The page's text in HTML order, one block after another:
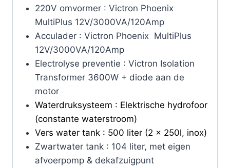
220V omvormer : Victron Phoenix
MultiPlus 12V/3000VA/120Amp
Acculader : Victron Phoenix MultiPlus
12V/3000VA/120Amp
Electrolyse preventie : Victron Isolation
Transformer 3600W + diode aan de
motor
Waterdruksysteem : Elektrische hydrofoor
(constante waterstroom)
Vers water tank : 500 liter (2 x 250l, inox)
Zwartwater tank : 104 liter, met eigen
afvoerpomp & dekafzuigpunt